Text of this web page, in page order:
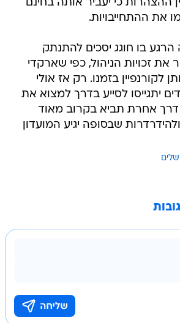
ההצהרות כי יעביר אותה בחינם
את ההתחייבויות.
הרגע בו חוגג יסכים להתנתק
את זכויות הניהול, כפי שארקדי
לקורנפיין בזמנו. רק אז אולי
יתגייסו לסייע בדרך למצוא את
אחרת תביא בקרוב מאוד
שבסופה יגיע המועדון